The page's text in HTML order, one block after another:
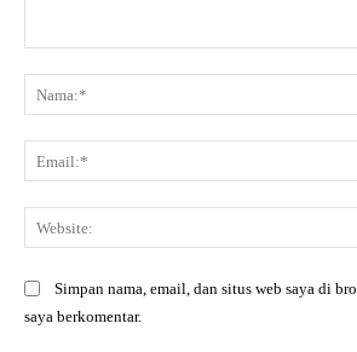
Simpan nama, email, dan situs web saya di
saya berkomentar.